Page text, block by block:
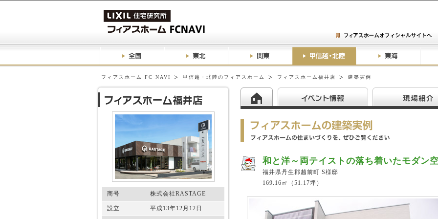
フィアスホーム FC NAVI 甲信越・北陸のフィアスホーム フィアスホーム福井店 建築実例
商号 株式会社RASTAGE
設立 平成13年12月12日
和と洋～両テイストの落ち着いたモダン
福井県丹生郡越前町 S様邸
169.16㎡（51.17坪）